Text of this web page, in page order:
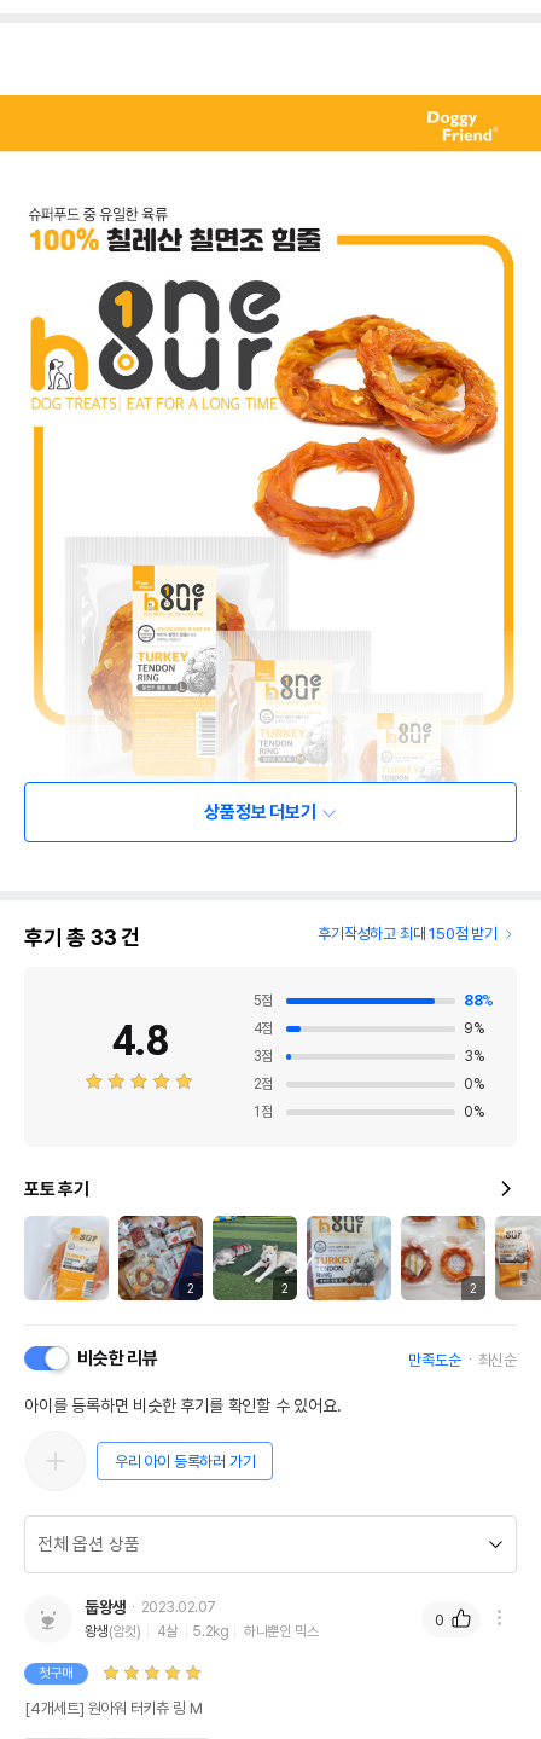
상품정보 더보기
후기 총 33건 후기작성하고 최대 150점 받기
4.8
5점 88%
4점 9%
3점 3%
2점 0%
1 점 0%
포토 후기
2 2 2
비슷한 리뷰 만족도순 최신순
아이를 등록하면 비슷한 후기를 확인할 수 있어요.
우리 아이 등록하러 가기
둡왕생
2023.02.07
왕생(암컷) 4살 5.2kg 하나뿐인 믹스
첫구매
[4개세트] 원아워 터키츄 링 M
0